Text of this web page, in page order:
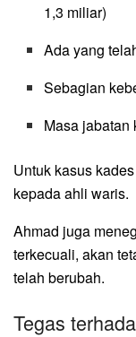
1,3 miliar)
Ada yang
Sebagian
Masa jabatan
Untuk kasus
kepada ahli waris.
Ahmad juga
terkecuali, akan
telah berubah.
Tegas